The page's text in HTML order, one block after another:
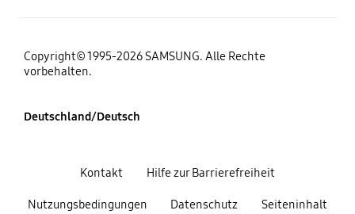
Copyright© 1995-2026 SAMSUNG. Alle Rechte
vorbehalten.
Deutschland/Deutsch
Kontakt Hilfe zur Barrierefreiheit
Nutzungsbedingungen Datenschutz Seiteninhalt